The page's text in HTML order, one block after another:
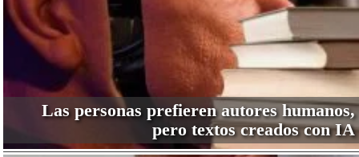
Las personas prefieren autores humanos,
pero textos creados con IA